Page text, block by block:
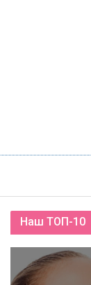
Наш ТОП-10